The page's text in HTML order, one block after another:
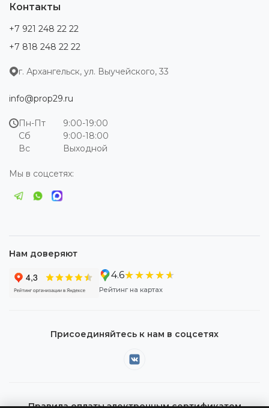
Контакты
+7 921 248 22 22
+7 818 248 22 22
г. Архангельск, ул. Выучейского, 33
info@prop29.ru
Пн-Пт
9:00-19:00
Сб
9:00-18:00
Вс
Выходной
Мы в соцсетях:
Нам доверяют
4.6★★★★★
★★★★★
Рейтинг на картах
Присоединяйтесь к нам в соцсетях